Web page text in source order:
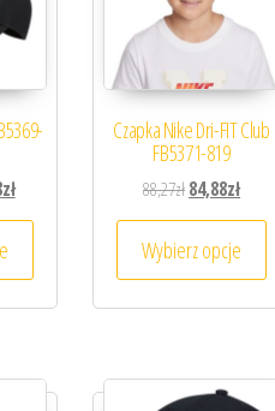
cena wynosiła: 111,67zł.
złAktualna cena wynosi: 107,38zł.
Ten produkt ma wiele wariantów.
Czapka Nike Dri-FIT Club
FB5371-819
88,27złPierwotna
84,88zł
Wybierz opcje